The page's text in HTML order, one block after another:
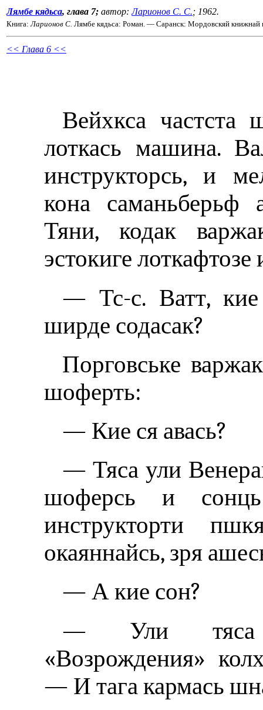
Лямбе кядьса, глава 7; автор:Ларионов С. С.; 1962.
Книга:Ларионов С. Лямбе кядьса: Роман. — Саранск: Мордовскяй книжнай
<< Глава 6 <<
Вейхкса частста
лоткась машина.
инструкторсь, и
кона саманьберьф
Тяни, кодак
эстокиге лоткафтозе
— Тс-с. Ватт,
ширде содасак?
Порговське
шоферть:
— Кие ся авась?
— Тяса ули
шоферсь и
инструкторти
окаяннайсь, зря
— А кие сон?
— Ули тяса
«Возрождения»
— И тага кармась